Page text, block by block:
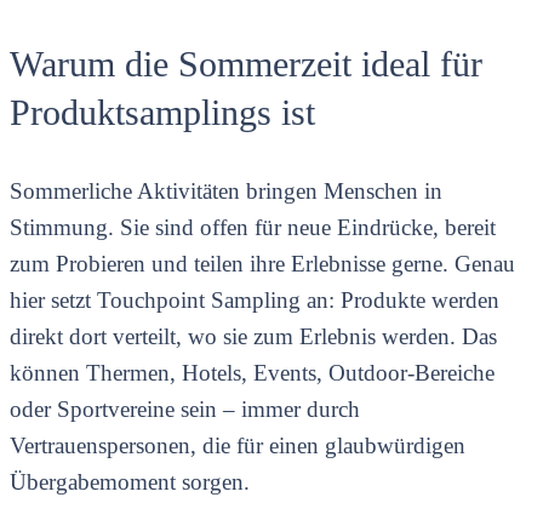
Warum die Sommerzeit ideal für
Produktsamplings ist
Sommerliche Aktivitäten bringen Menschen in
Stimmung. Sie sind offen für neue Eindrücke, bereit
zum Probieren und teilen ihre Erlebnisse gerne. Genau
hier setzt Touchpoint Sampling an: Produkte werden
direkt dort verteilt, wo sie zum Erlebnis werden. Das
können Thermen, Hotels, Events, Outdoor-Bereiche
oder Sportvereine sein – immer durch
Vertrauenspersonen, die für einen glaubwürdigen
Übergabemoment sorgen.